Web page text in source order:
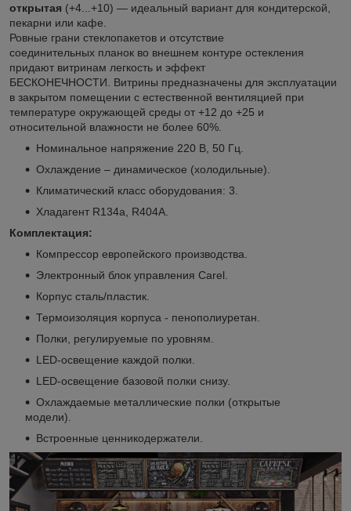
открытая (+4...+10) — идеальный вариант для кондитерской,
пекарни или кафе.
Ровные грани стеклопакетов и отсутствие
соединительных планок во внешнем контуре остекления
придают витринам легкость и эффект
БЕСКОНЕЧНОСТИ. Витрины предназначены для эксплуатации
в закрытом помещении с естественной вентиляцией при
температуре окружающей среды от +12 до +25 и
относительной влажности не более 60%.
Номинальное напряжение 220 В, 50 Гц.
Охлаждение – динамическое (холодильные).
Климатический класс оборудования: 3.
Хладагент R134a, R404A.
Комплектация:
Компрессор европейского производства.
Электронный блок управления Carel.
Корпус сталь/пластик.
Термоизоляция корпуса - пенополиуретан.
Полки, регулируемые по уровням.
LED-освещение каждой полки.
LED-освещение базовой полки снизу.
Охлаждаемые металлические полки (открытые
модели).
Встроенные ценникодержатели.